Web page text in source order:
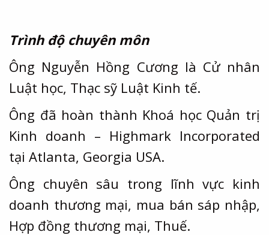
Trình độ chuyên môn
Ông Nguyễn Hồng Cương là Cử nhân
Luật học, Thạc sỹ Luật Kinh tế.
Ông đã hoàn thành Khoá học Quản trị
Kinh doanh – Highmark Incorporated
tại Atlanta, Georgia USA.
Ông chuyên sâu trong lĩnh vực kinh
doanh thương mại, mua bán sáp nhập,
Hợp đồng thương mại, Thuế.